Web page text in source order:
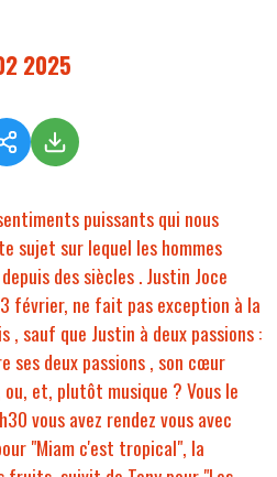
2025
puissants qui nous
sujet sur lequel les hommes
des siècles . Justin Joce
février, ne fait pas exception à la
, sauf que Justin à deux passions :
ses deux passions , son cœur
et, plutôt musique ? Vous le
vous avez rendez vous avec
"Miam c'est tropical", la